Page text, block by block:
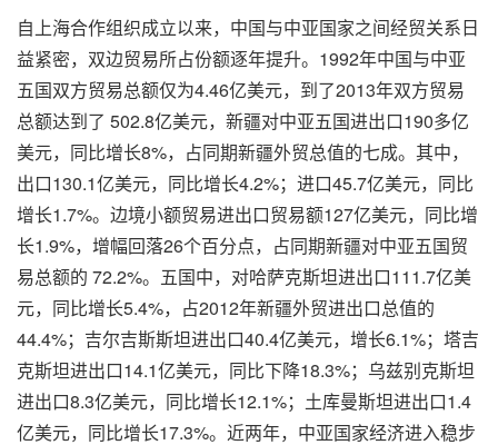
自上海合作组织成立以来，中国与中亚国家之间经贸关系日
益紧密，双边贸易所占份额逐年提升。1992年中国与中亚
五国双方贸易总额仅为4.46亿美元，到了2013年双方贸易
总额达到了 502.8亿美元，新疆对中亚五国进出口190多亿
美元，同比增长8%，占同期新疆外贸总值的七成。其中，
出口130.1亿美元，同比增长4.2%；进口45.7亿美元，同比
增长1.7%。边境小额贸易进出口贸易额127亿美元，同比增
长1.9%，增幅回落26个百分点，占同期新疆对中亚五国贸
易总额的 72.2%。五国中，对哈萨克斯坦进出口111.7亿美
元，同比增长5.4%，占2012年新疆外贸进出口总值的
44.4%；吉尔吉斯斯坦进出口40.4亿美元，增长6.1%；塔吉
克斯坦进出口14.1亿美元，同比下降18.3%；乌兹别克斯坦
进出口8.3亿美元，同比增长12.1%；土库曼斯坦进出口1.4
亿美元，同比增长17.3%。近两年，中亚国家经济进入稳步